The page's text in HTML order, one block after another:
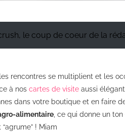
le coup de coeur de la
rencontres se multiplient et les
à nos cartes de visite aussi
dans votre boutique et en faire
alimentaire, ce qui donne un
! Miam